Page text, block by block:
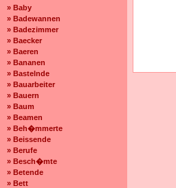
» Baby
» Badewannen
» Badezimmer
» Baecker
» Baeren
» Bananen
» Bastelnde
» Bauarbeiter
» Bauern
» Baum
» Beamen
» Beh�mmerte
» Beissende
» Berufe
» Besch�mte
» Betende
» Bett